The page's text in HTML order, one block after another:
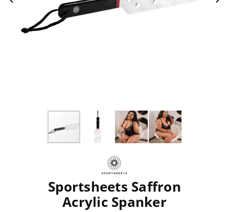
Sportsheets Saffron
Acrylic Spanker